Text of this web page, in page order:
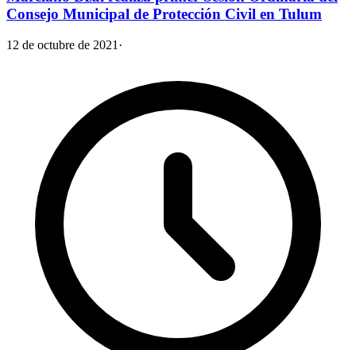
Consejo Municipal de Protección Civil en Tulum
12 de octubre de 2021 ·